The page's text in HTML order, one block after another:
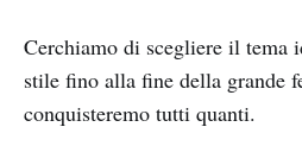
Cerchiamo di scegliere il tema
stile fino alla fine della grande
conquisteremo tutti quanti.